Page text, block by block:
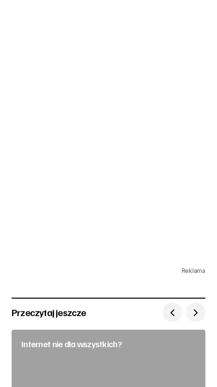
Reklama
Przeczytaj jeszcze
Internet nie dla wszystkich?